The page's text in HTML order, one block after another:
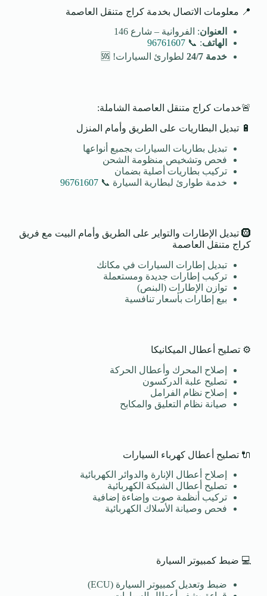
📍 معلومات الاتصال بخدمة كراج متنقل العاصمة
العنوان: الفروانية – شارع 146
الهاتف: 📞
96761607
خدمة 24/7
لطوارئ السيارات! 🆘
🚨خدمات كراج متنقل العاصمة الشاملة:
🔋 تبديل البطاريات على الطريق وأمام المنزل
تبديل بطاريات السيارات بجميع أنواعها
فحص وتشخيص منظومة الشحن
تركيب بطاريات أصلية بضمان
خدمة طوارئ لبطارية السيارة 📞 96761607
🛞 تبديل الإطارات والتواير على الطريق وأمام البيت مع فريق
كراج متنقل العاصمة
تبديل إطارات السيارات في مكانك
تركيب إطارات جديدة ومستعملة
توازن الإطارات (البنص)
بيع إطارات بأسعار تنافسية
⚙️ تصليح أعطال الميكانيكا
إصلاح المحرك وأعطال الحركة
تصليح علبة الدركسون
إصلاح نظام الفرامل
صيانة نظام التعليق والمكابح
🔌 تصليح أعطال كهرباء السيارات
إصلاح أعطال الإنارة والدوائر الكهربائية
تصليح أعطال الشبكة الكهربائية
تركيب أنظمة صوت وإضاءة إضافية
فحص وصيانة الأسلاك الكهربائية
💻 ضبط كمبيوتر السيارة
ضبط وتعديل كمبيوتر السيارة (ECU)